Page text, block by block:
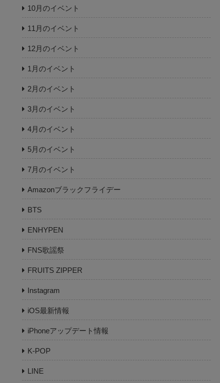
10月のイベント
11月のイベント
12月のイベント
1月のイベント
2月のイベント
3月のイベント
4月のイベント
5月のイベント
7月のイベント
Amazonブラックフライデー
BTS
ENHYPEN
FNS歌謡祭
FRUITS ZIPPER
Instagram
iOS最新情報
iPhoneアップデート情報
K-POP
LINE